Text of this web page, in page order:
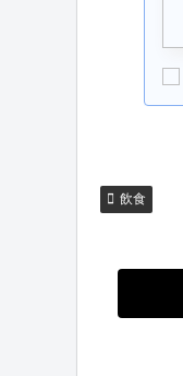
飲食